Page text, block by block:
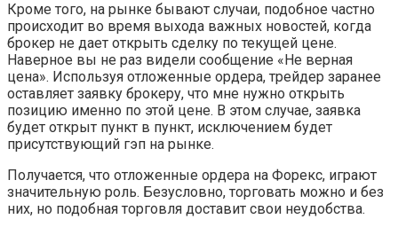
Кроме того, на рынке бывают случаи, подобное частно
происходит во время выхода важных новостей, когда
брокер не дает открыть сделку по текущей цене.
Наверное вы не раз видели сообщение «Не верная
цена». Используя отложенные ордера, трейдер заранее
оставляет заявку брокеру, что мне нужно открыть
позицию именно по этой цене. В этом случае, заявка
будет открыт пункт в пункт, исключением будет
присутствующий гэп на рынке.
Получается, что отложенные ордера на Форекс, играют
значительную роль. Безусловно, торговать можно и без
них, но подобная торговля доставит свои неудобства.